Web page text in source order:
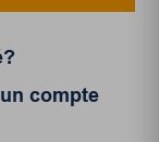
compte